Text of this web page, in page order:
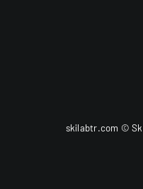
skilabtr.com ©